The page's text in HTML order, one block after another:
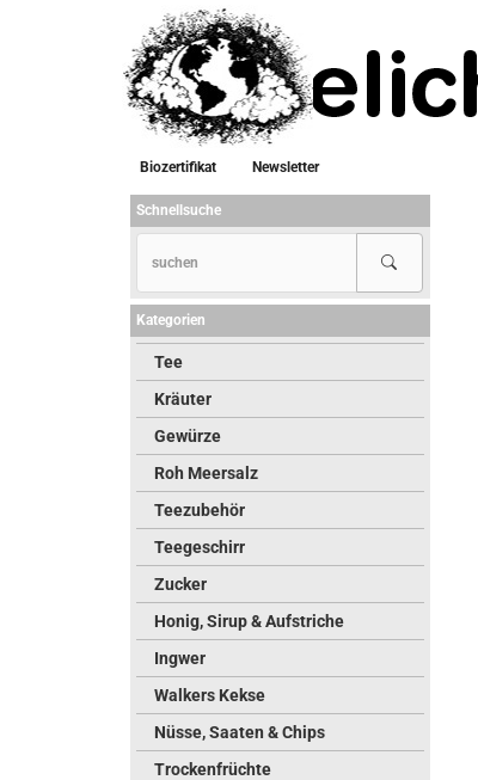
Biozertifikat
Newsletter
Schnellsuche
Kategorien
Tee
Kräuter
Gewürze
Roh Meersalz
Teezubehör
Teegeschirr
Zucker
Honig, Sirup & Aufstriche
Ingwer
Walkers Kekse
Nüsse, Saaten & Chips
Trockenfrüchte